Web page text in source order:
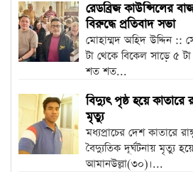
রেডব্রিজ কাউন্সিলের
বিরুদ্ধে প্রতিবাদ সভা
মোহাম্মদ অহিদ উদ্দিন ::
টা থেকে বিকেল সাড়ে ৫
শত শত...
বিদ্যুৎ পৃষ্ঠ হয়ে কাতারে
মৃত্যু
মধ্যপ্রাচের দেশ কাতারে
বৈদ্যুতিক দূর্ঘটনায় মৃত্যু
আমানউল্লা(৩০)।...